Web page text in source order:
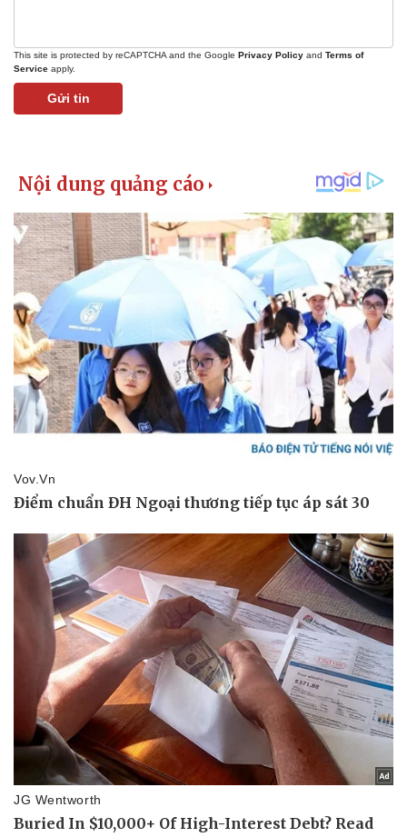
Kinh tế
Bất động sản
Khởi nghiệp
Thị trường
Giá vàng
Tiêu dùng
Tỷ giá
Chứng khoán
Giá cà phê
This site is protected by reCAPTCHA and the Google Privacy Policy and Terms of
Service apply.
Gửi tin